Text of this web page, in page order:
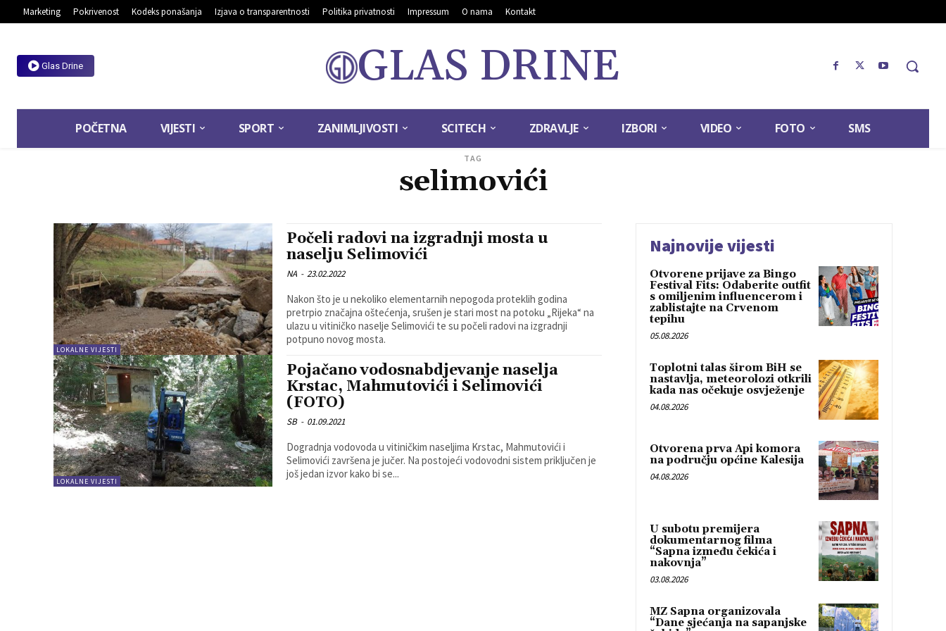
Marketing Pokrivenost Kodeks ponašanja Izjava o transparentnosti Politika privatnosti Impressum O nama Kontakt
Glas Drine GLAS DRINE
POČETNA VIJESTI SPORT ZANIMLJIVOSTI SCITECH ZDRAVLJE IZBORI VIDEO FOTO SMS
TAG
selimovići
LOKALNE VIJESTI
Počeli radovi na izgradnji mosta u
naselju Selimovići
NA - 23.02.2022
Nakon što je u nekoliko elementarnih nepogoda proteklih godina
pretrpio značajna oštećenja, srušen je stari most na potoku „Rijeka“ na
ulazu u vitiničko naselje Selimovići te su počeli radovi na izgradnji
potpuno novog mosta.
LOKALNE VIJESTI
Pojačano vodosnabdjevanje naselja
Krstac, Mahmutovići i Selimovići
(FOTO)
SB - 01.09.2021
Dogradnja vodovoda u vitiničkim naseljima Krstac, Mahmutovići i
Selimovići završena je jučer. Na postojeći vodovodni sistem priključen je
još jedan izvor kako bi se...
Najnovije vijesti
Otvorene prijave za Bingo
Festival Fits: Odaberite outfit
s omiljenim influencerom i
zablistajte na Crvenom
tepihu
05.08.2026
Toplotni talas širom BiH se
nastavlja, meteorolozi otkrili
kada nas očekuje osvježenje
04.08.2026
Otvorena prva Api komora
na području općine Kalesija
04.08.2026
U subotu premijera
dokumentarnog filma
“Sapna između čekića i
nakovnja”
03.08.2026
MZ Sapna organizovala
“Dane sjećanja na sapanjske